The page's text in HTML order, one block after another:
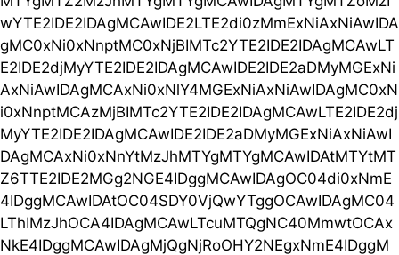
wYTE2IDE2IDAgMCAwIDE2LTE2di0zMmExNiAxNiAwIDA
gMC0xNi0xNnptMC0xNjBIMTc2YTE2IDE2IDAgMCAwLT
E2IDE2djMyYTE2IDE2IDAgMCAwIDE2IDE2aDMyMGExNi
AxNiAwIDAgMCAxNi0xNlY4MGExNiAxNiAwIDAgMC0xN
i0xNnptMCAzMjBIMTc2YTE2IDE2IDAgMCAwLTE2IDE2dj
MyYTE2IDE2IDAgMCAwIDE2IDE2aDMyMGExNiAxNiAwI
DAgMCAxNi0xNnYtMzJhMTYgMTYgMCAwIDAtMTYtMT
Z6TTE2IDE2MGg2NGE4IDggMCAwIDAgOC04di0xNmE
4IDggMCAwIDAtOC04SDY0VjQwYTggOCAwIDAgMC04
LThIMzJhOCA4IDAgMCAwLTcuMTQgNC40MmwtOCAx
NkE4IDggMCAwIDAgMjQgNjRoOHY2NEgxNmE4IDggM